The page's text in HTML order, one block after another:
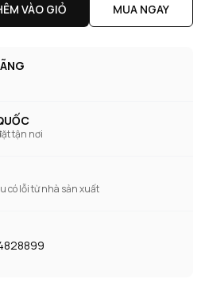
VÀO GIỎ MUA NGAY
tận nơi
có lỗi từ nhà sản xuất